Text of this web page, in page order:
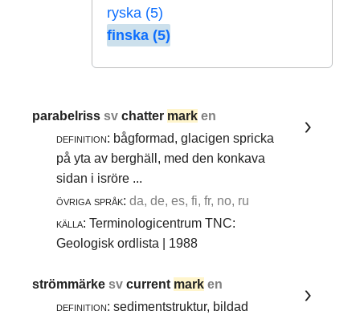
ryska (5)
finska (5)
parabelrisssvchatter mark en
definition: bågformad, glacigen spricka
på yta av berghäll, med den konkava
sidan i isröre ...
övriga språk: da, de, es, fi, fr, no, ru
källa: Terminologicentrum TNC:
Geologisk ordlista | 1988
strömmärkesvcurrent mark en
definition: sedimentstruktur, bildad